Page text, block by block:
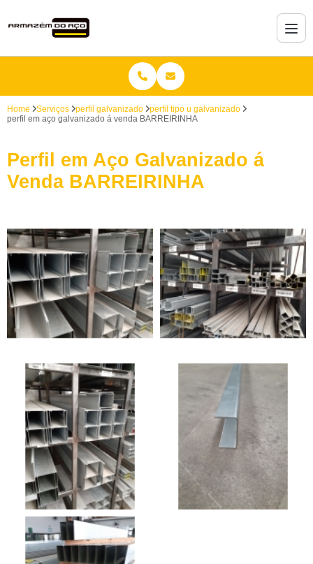
Home Serviços perfil galvanizado
perfil tipo u galvanizado
perfil em aço galvanizado á venda BARREIRINHA
Perfil em Aço Galvanizado á
Venda BARREIRINHA